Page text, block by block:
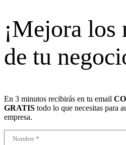
¡Mejora los
de tu
En 3 minutos recibirás en tu email
GRATIS todo lo que necesitas para
empresa.